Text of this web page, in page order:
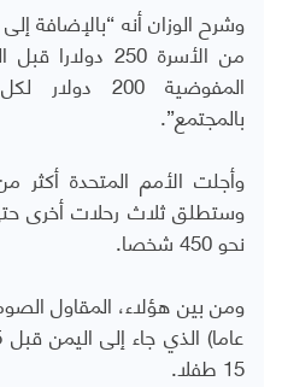
وشرح الوزان أنه “بالإضافة
من الأسرة 250
المفوضية
بالمجتمع”.
وستطلق ثلاث رحلات أخرى
نحو 450 شخصا.
15 طفلا.